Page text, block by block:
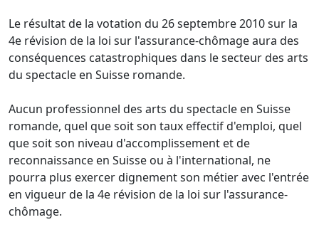
Le résultat de la votation du 26 septembre 2010 sur la
4e révision de la loi sur l'assurance-chômage aura des
conséquences catastrophiques dans le secteur des arts
du spectacle en Suisse romande.
Aucun professionnel des arts du spectacle en Suisse
romande, quel que soit son taux effectif d'emploi, quel
que soit son niveau d'accomplissement et de
reconnaissance en Suisse ou à l'international, ne
pourra plus exercer dignement son métier avec l'entrée
en vigueur de la 4e révision de la loi sur l'assurance-
chômage.